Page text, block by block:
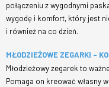
połączeniu z wygodnymi
wygodę i komfort, który jest
i również na co dzień.
MŁODZIEŻOWE ZEGARKI –
Młodzieżowy zegarek to
Pomaga on kreować własny